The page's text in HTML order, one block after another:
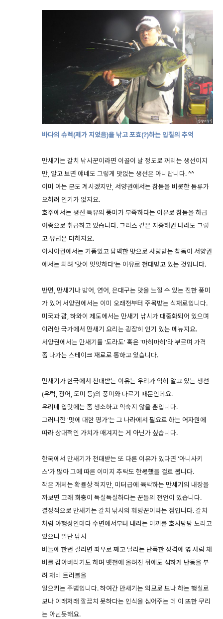
바다의 슈렉(제가 지었음)을 낚고 포효(?)하는 입질의 추억
만새기는 갈치 낚시꾼이라면 이골이 날 정도로 꺼리는 생선이지
만, 알고 보면 얘네도 그렇게 맛없는 생선은 아니랍니다. ^^
이미 아는 분도 계시겠지만, 서양권에서는 참돔을 비롯한 돔류가
오히려 인기가 없지요.
호주에서는 생선 특유의 풍미가 부족하다는 이유로 참돔을 하급
어종으로 취급하고 있습니다. 그리스 같은 지중해권 나라도 그렇
고 유럽은 더하지요.
아시아권에서는 기품있고 담백한 맛으로 사랑받는 참돔이 서양권
에서는 되려 '맛이 밋밋하다'는 이유로 천대받고 있는 것입니다.
반면, 만새기나 방어, 연어, 은대구는 맛을 느낄 수 있는 진한 풍미
가 있어 서양권에서는 이미 오래전부터 주목받는 식재료입니다.
미국과 괌, 하와이 제도에서는 만새기 낚시가 대중화되어 있으며
이러한 국가에서 만새기 요리는 굉장히 인기 있는 메뉴지요.
서양권에서는 만새기를 '도라도' 혹은 '마히마히'라 부르며 가격
좀 나가는 스테이크 재료로 통하고 있습니다.
만새기가 한국에서 천대받는 이유는 우리가 익히 알고 있는 생선
(우럭, 광어, 도미 등)의 풍미와 다르기 때문인데요.
우리네 입맛에는 좀 생소하고 익숙지 않을 뿐입니다.
그러니깐 '맛에 대한 평가'는 그 나라에서 필요로 하는 어자원에
따라 상대적인 가치가 매겨지는 게 아닌가 싶습니다.
한국에서 만새기가 천대받는 또 다른 이유가 있다면 '아니사키
스'가 많아 그에 따른 이미지 추락도 한몫했을 걸로 봅니다.
작은 개체는 확률상 적지만, 미터급에 육박하는 만세기의 내장을
까보면 고래 회충이 득실득실하다는 꾼들의 전언이 있습니다.
결정적으로 만새기는 갈치 낚시의 훼방꾼이라는 점입니다. 갈치
처럼 야행성인데다 수면에서부터 내리는 미끼를 호시탐탐 노리고
있으니 일단 낚시
바늘에 한번 걸리면 좌우로 째고 달리는 난폭한 성격에 옆 사람 채
비를 감아버리기도 하며 뱃전에 올려진 뒤에도 심하게 난동을 부
려 채비 트러블을
일으키는 주범입니다. 하여간 만새기는 외모로 보나 하는 행실로
보나 이래저래 깔끔치 못하다는 인식을 심어주는 데 이 또한 무리
는 아닌듯해요.